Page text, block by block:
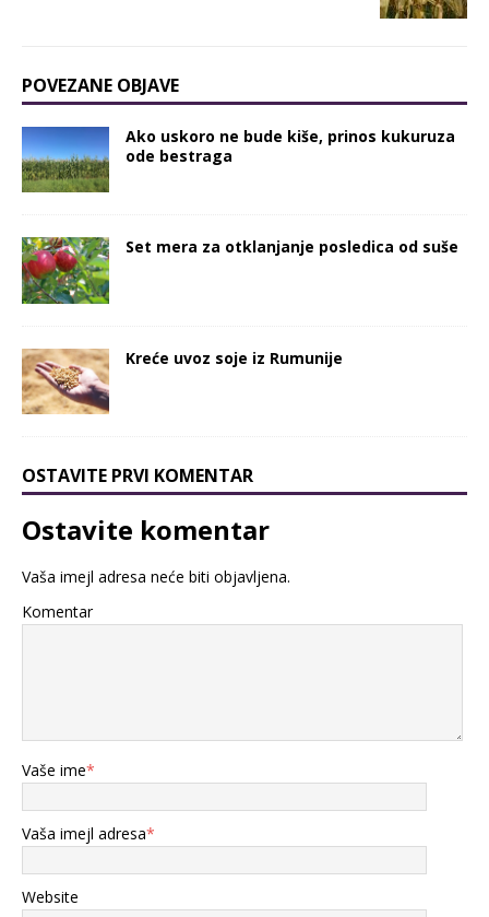
POVEZANE OBJAVE
Ako uskoro ne bude kiše, prinos kukuruza
ode bestraga
Set mera za otklanjanje posledica od suše
Kreće uvoz soje iz Rumunije
OSTAVITE PRVI KOMENTAR
Ostavite komentar
Vaša imejl adresa neće biti objavljena.
Komentar
Vaše ime*
Vaša imejl adresa*
Website